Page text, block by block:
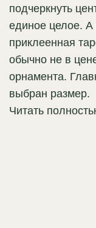
подчеркнуть
единое целое. А
приклеенная
обычно не в
орнамента.
выбран размер.
Читать